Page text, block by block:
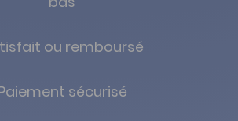
ou remboursé
sécurisé